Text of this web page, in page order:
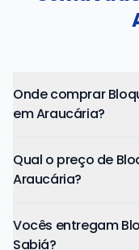
Onde comprar
em Araucária?
Qual o preço de
Araucária?
Vocês entregam
Sabiá?